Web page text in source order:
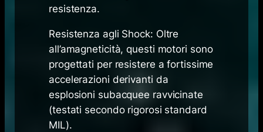
resistenza.
Resistenza agli Shock: Oltre
all’amagneticità, questi motori sono
progettati per resistere a fortissime
accelerazioni derivanti da
esplosioni subacquee ravvicinate
(testati secondo rigorosi standard
MIL).